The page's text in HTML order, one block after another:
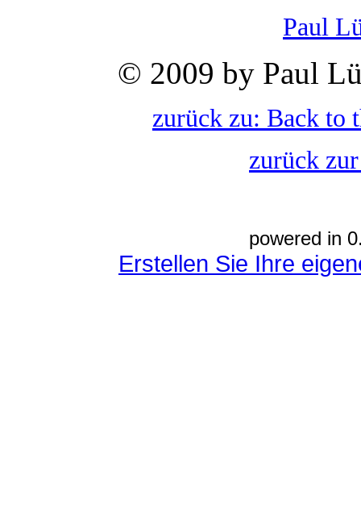
Paul
© 2009 by Paul
zurück zu: Back to
zurück
powered in
Erstellen Sie Ihre